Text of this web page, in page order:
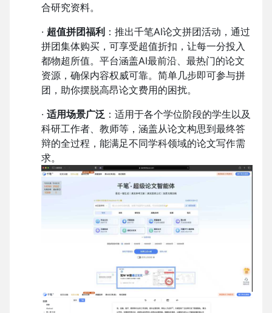
合研究资料。
· 超值拼团福利 ：推出千笔AI论文拼团活动，通过
拼团集体购买，可享受超值折扣，让每一分投入
都物超所值。平台涵盖AI最前沿、最热门的论文
资源，确保内容权威可靠。简单几步即可参与拼
团，助你摆脱高昂论文费用的困扰。
· 适用场景广泛 ：适用于各个学位阶段的学生以及
科研工作者、教师等，涵盖从论文构思到最终答
辩的全过程，能满足不同学科领域的论文写作需
求。